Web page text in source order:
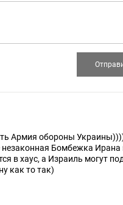
Армия обороны
незаконная Бомбежка
в хаус, а Израиль могут
как то так)